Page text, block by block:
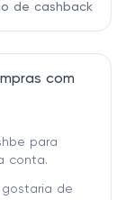
de cashback
com
para
conta.
de